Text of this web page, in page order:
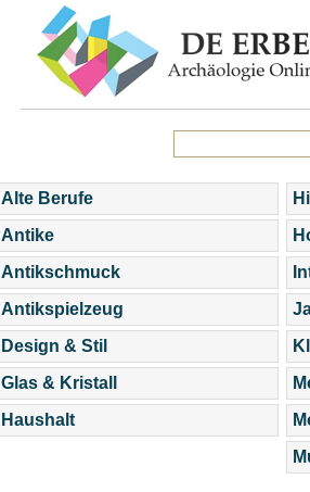
Alte Berufe
Antike
Antikschmuck
Antikspielzeug
Design & Stil
Glas & Kristall
Haushalt